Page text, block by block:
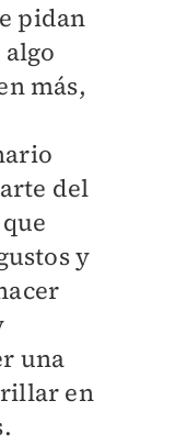
pidan
más,
del
y
una
en